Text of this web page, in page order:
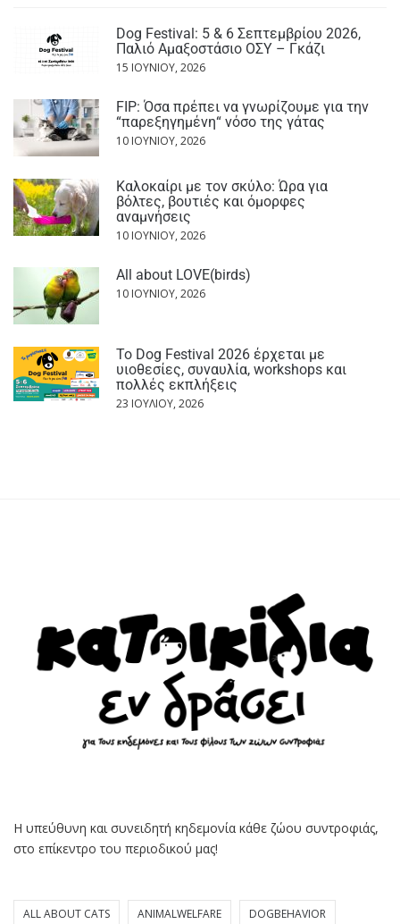
Dog Festival: 5 & 6 Σεπτεμβρίου 2026,
Παλιό Αμαξοστάσιο ΟΣΥ – Γκάζι
15 ΙΟΥΝΊΟΥ, 2026
FIP: Όσα πρέπει να γνωρίζουμε για την
“παρεξηγημένη“ νόσο της γάτας
10 ΙΟΥΝΊΟΥ, 2026
Καλοκαίρι με τον σκύλο: Ώρα για
βόλτες, βουτιές και όμορφες
αναμνήσεις
10 ΙΟΥΝΊΟΥ, 2026
All about LOVE(birds)
10 ΙΟΥΝΊΟΥ, 2026
Το Dog Festival 2026 έρχεται με
υιοθεσίες, συναυλία, workshops και
πολλές εκπλήξεις
23 ΙΟΥΛΊΟΥ, 2026
Η υπεύθυνη και συνειδητή κηδεμονία κάθε ζώου συντροφιάς,
στο επίκεντρο του περιοδικού μας!
ALL ABOUT CATS ANIMALWELFARE DOGBEHAVIOR